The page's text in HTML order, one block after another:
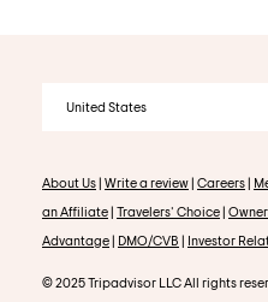
United States
About Us| Write a review| Careers|
an Affiliate| Travelers' Choice|
Advantage| DMO/CVB | Investor
© 2025 Tripadvisor LLC All rights